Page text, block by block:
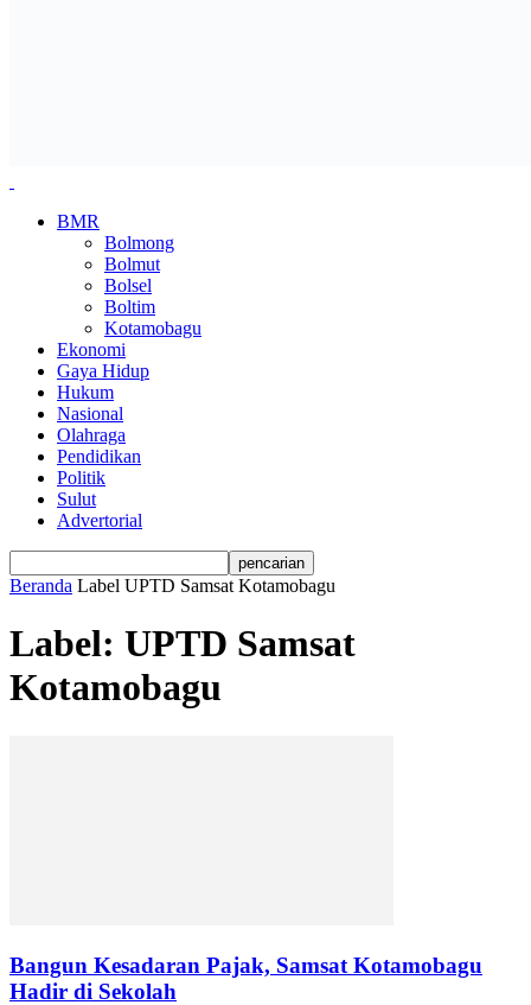
BMR
Bolmong
Bolmut
Bolsel
Boltim
Kotamobagu
Ekonomi
Gaya Hidup
Hukum
Nasional
Olahraga
Pendidikan
Politik
Sulut
Advertorial
Beranda Label UPTD Samsat Kotamobagu
Label: UPTD Samsat
Kotamobagu
Bangun Kesadaran Pajak, Samsat Kotamobagu
Hadir di Sekolah